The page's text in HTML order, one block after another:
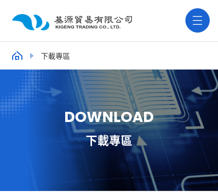
下載專區
DOWNLOAD
下載專區